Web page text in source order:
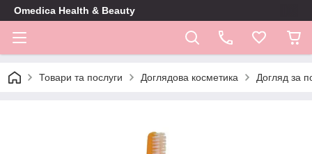
Omedica Health & Beauty
Товари та послуги Доглядова косметика Догляд за